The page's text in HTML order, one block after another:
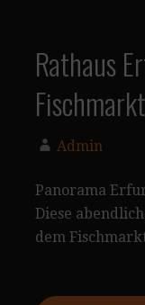
Rathaus
Admin
Panorama
Diese
dem